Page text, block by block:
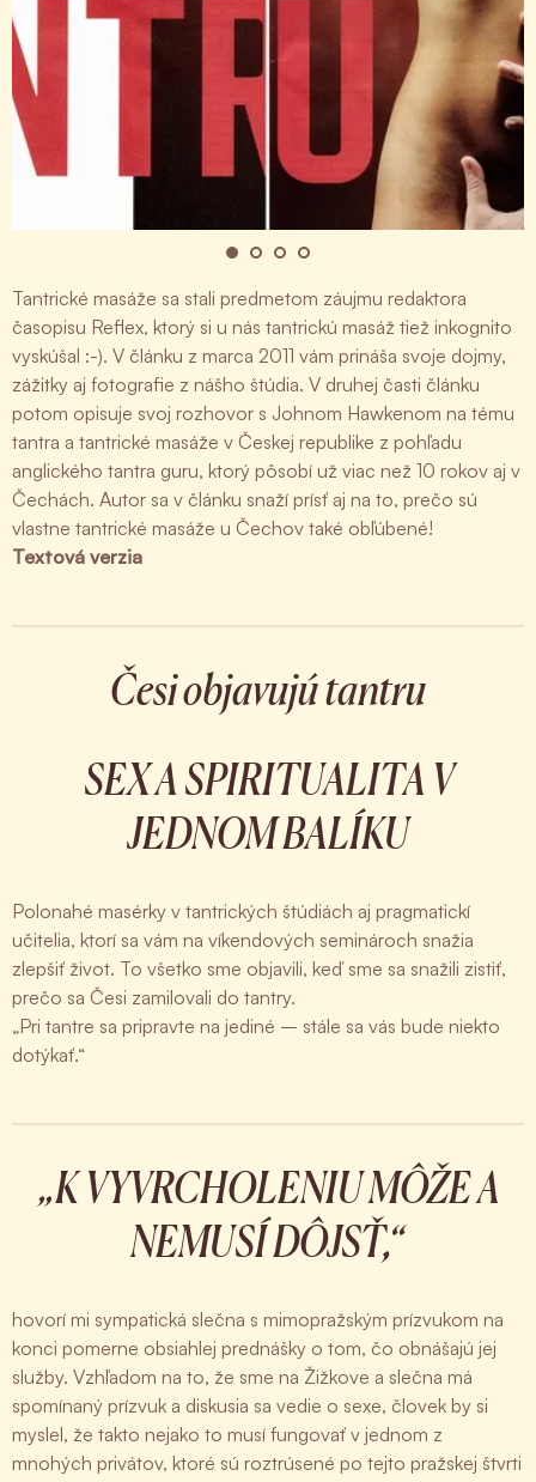
Tantrické masáže sa stali predmetom záujmu redaktora
časopisu Reflex, ktorý si u nás tantrickú masáž tiež inkognito
vyskúšal :-). V článku z marca 2011 vám prináša svoje dojmy,
zážitky aj fotografie z nášho štúdia. V druhej časti článku
potom opisuje svoj rozhovor s Johnom Hawkenom na tému
tantra a tantrické masáže v Českej republike z pohľadu
anglického tantra guru, ktorý pôsobí už viac než 10 rokov aj v
Čechách. Autor sa v článku snaží prísť aj na to, prečo sú
vlastne tantrické masáže u Čechov také obľúbené!
Textová verzia
Česi objavujú tantru
SEX A SPIRITUALITA V
JEDNOM BALÍKU
Polonahé masérky v tantrických štúdiách aj pragmatickí
učitelia, ktorí sa vám na víkendových seminároch snažia
zlepšiť život. To všetko sme objavili, keď sme sa snažili zistiť,
prečo sa Česi zamilovali do tantry.
„Pri tantre sa pripravte na jediné – stále sa vás bude niekto
dotýkať.“
„K VYVRCHOLENIU MÔŽE A
NEMUSÍ DÔJSŤ,“
hovorí mi sympatická slečna s mimopražským prízvukom na
konci pomerne obsiahlej prednášky o tom, čo obnášajú jej
služby. Vzhľadom na to, že sme na Žižkove a slečna má
spomínaný prízvuk a diskusia sa vedie o sexe, človek by si
myslel, že takto nejako to musí fungovať v jednom z
mnohých privátov, ktoré sú roztrúsené po tejto pražskej štvrti